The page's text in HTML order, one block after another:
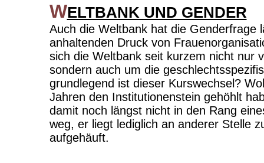
WELTBANK UND GENDER
Auch die Weltbank hat die Genderfrage
anhaltenden Druck von
sich die Weltbank seit kurzem nicht nur
sondern auch um die
grundlegend ist dieser Kurswechsel?
Jahren den Institutionenstein gehöhlt
damit noch längst nicht in den Rang
weg, er liegt lediglich an anderer Stelle
aufgehäuft.